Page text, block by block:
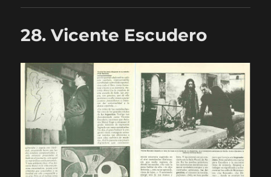
28. Vicente Escudero